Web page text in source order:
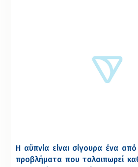
Η αϋπνία είναι σίγουρα ένα
προβλήματα που ταλαιπωρεί